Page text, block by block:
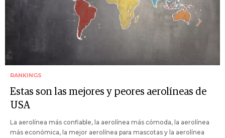
RANKINGS
Estas son las mejores y peores aerolíneas de
USA
La aerolínea más confiable, la aerolínea más cómoda, la aerolínea
más económica, la mejor aerolínea para mascotas y la aerolínea